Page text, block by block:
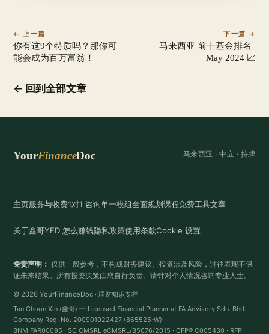
← 上一篇
你有这9个特质吗？那你可
能会成为百万富翁！
下一篇 →
马来西亚 前十基金排名 |
May 2024 📈
← 回到全部文章
YourFinanceDoc 马来西亚 ·中立 · 持牌
主页服务与收费1对1 咨询单一模组全面规划课程免费工具文章
关于鑫哥YFD 怎么赚钱隐私政策使用条款Cookie 设置
免责声明： 仅供一般参考，不构成财务建议。投资涉及风险，过往表现不保
证未来结果。所有投资决策由您自行负责。请针对个人情况咨询专业人士。
© 2026 YourFinanceDoc · 理财知识专栏
Tan Choon Xin (鑫哥) — Licensed Financial Planner at FA Advisory Sdn. Bhd. ·
Company Reg. No. 200901022427 (865525-W)
BNM FAR00095 · SC CMSRL eCMSRL/B5676/2015 · CFP® C005430 · RFP